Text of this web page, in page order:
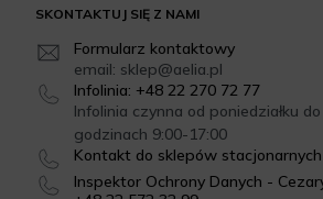
SKONTAKTUJ SIĘ Z NAMI
Formularz kontaktowy
email: sklep@aelia.pl
Infolinia: +48 22 270 72 77
Infolinia czynna od poniedziałku
godzinach 9:00-17:00
Kontakt do sklepów
Inspektor Ochrony Danych -